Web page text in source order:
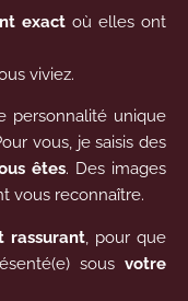
exact où elles ont
viviez.
personnalité unique
vous, je saisis des
êtes. Des images
vous reconnaître.
rassurant, pour que
sous votre